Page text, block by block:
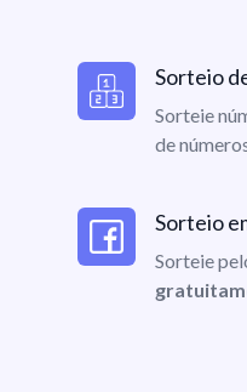
Sorteio
Sorteie
de
Sorteio
Sorteie